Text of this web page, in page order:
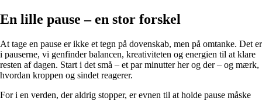
En lille pause – en stor forskel
At tage en pause er ikke et tegn på dovenskab, men på omtanke. Det er
i pauserne, vi genfinder balancen, kreativiteten og energien til at klare
resten af dagen. Start i det små – et par minutter her og der – og mærk,
hvordan kroppen og sindet reagerer.
For i en verden, der aldrig stopper, er evnen til at holde pause måske